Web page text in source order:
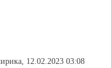
12.02.2023 03:08